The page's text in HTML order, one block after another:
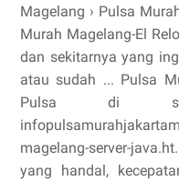
Magelang › Pulsa
Murah Magelang-El
dan sekitarnya yang
atau sudah ... Pulsa
Pulsa di
magelang-server-
yang handal,